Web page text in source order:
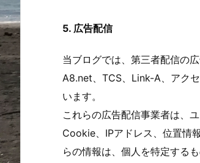
5. 広告配信
当ブログでは、第三者配信の
A8.net、TCS、Link-A、アク
います。
これらの広告配信事業者は、
Cookie、IPアドレス、位置情
らの情報は、個人を特定する